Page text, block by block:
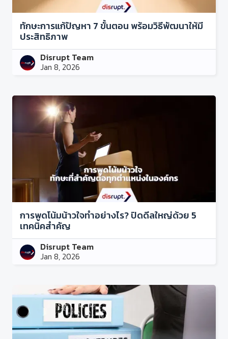
ทักษะการแก้ปัญหา 7 ขั้นตอน พร้อมวิธีพัฒนาให้มี
ประสิทธิภาพ
Disrupt Team
Jan 8, 2026
การพูดโน้มน้าวใจทำอย่างไร? ปิดดีลใหญ่ด้วย 5
เทคนิคสำคัญ
Disrupt Team
Jan 8, 2026